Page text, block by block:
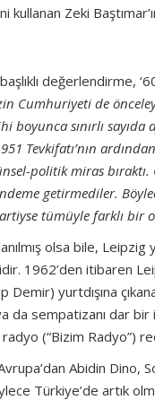
Zeki
değerlendirme,
Cumhuriyeti de
sınırlı
Tevkifatı’nın
politik miras
getirmediler.
tümüyle farklı bir
olsa bile,
1962’den itibaren
Demir) yurtdışına
da sempatizanı dar
(“Bizim Radyo”)
Abidin
Türkiye’de artık